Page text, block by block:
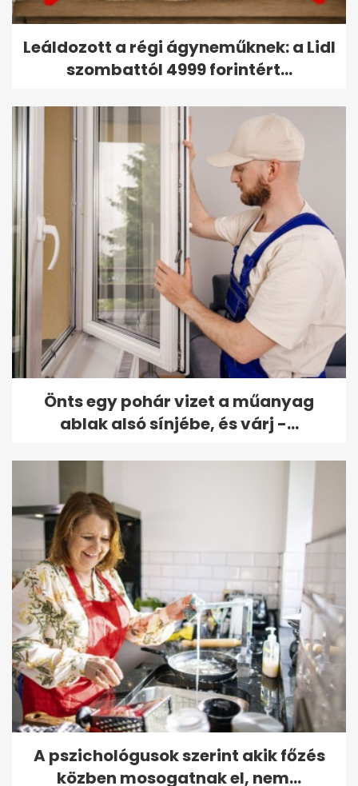
Leáldozott a régi ágyneműknek: a Lidl
szombattól 4999 forintért...
Önts egy pohár vizet a műanyag
ablak alsó sínjébe, és várj -...
A pszichológusok szerint akik főzés
közben mosogatnak el, nem...